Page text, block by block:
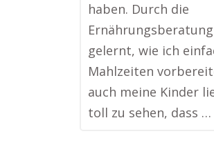
haben. Durch die
gelernt, wie ich
Mahlzeiten
auch meine Kinder
toll zu sehen, dass …